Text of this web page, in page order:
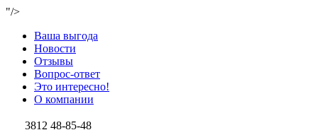
"/>
Ваша выгода
Новости
Отзывы
Вопрос-ответ
Это интересно!
О компании
3812 48-85-48